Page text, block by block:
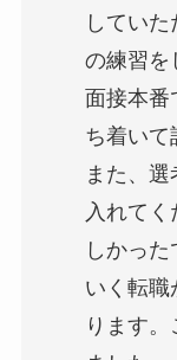
してい
の練習を
面接本番
ち着いて
また、
入れてく
しかっ
いく転職
ります